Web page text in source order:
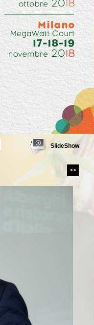
SlideShow
>>